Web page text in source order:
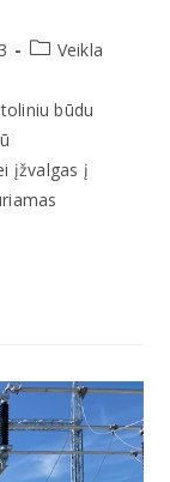
Veikla
būdu
įžvalgas į